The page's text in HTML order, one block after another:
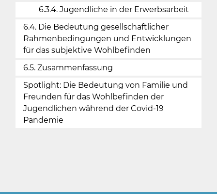
6.3.4. Jugendliche in der Erwerbsarbeit
6.4. Die Bedeutung gesellschaftlicher
Rahmenbedingungen und Entwicklungen
für das subjektive Wohlbefinden
6.5. Zusammenfassung
Spotlight: Die Bedeutung von Familie und
Freunden für das Wohlbefinden der
Jugendlichen während der Covid-19
Pandemie